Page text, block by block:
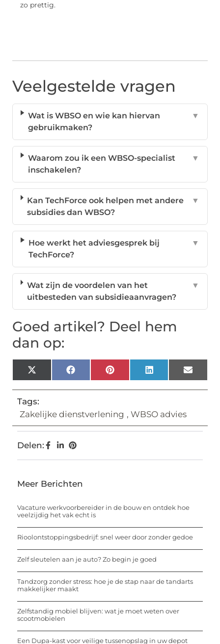
zo prettig.
Veelgestelde vragen
Wat is WBSO en wie kan hiervan
gebruikmaken?
▼
Waarom zou ik een WBSO-specialist
inschakelen?
▼
Kan TechForce ook helpen met andere
subsidies dan WBSO?
▼
Hoe werkt het adviesgesprek bij
TechForce?
▼
Wat zijn de voordelen van het
uitbesteden van subsidieaanvragen?
▼
Goed artikel? Deel hem
dan op:
X
(Twitter)
FacebookPinterestLinkedIn Email
Tags:
Zakelijke dienstverlening , WBSO advies
Delen:
Meer Berichten
Vacature werkvoorbereider in de bouw en ontdek hoe
veelzijdig het vak echt is
Rioolontstoppingsbedrijf: snel weer door zonder gedoe
Zelf sleutelen aan je auto? Zo begin je goed
Tandzorg zonder stress: hoe je de stap naar de tandarts
makkelijker maakt
Zelfstandig mobiel blijven: wat je moet weten over
scootmobielen
Een Dupa-kast voor veilige tussenopslag in uw depot